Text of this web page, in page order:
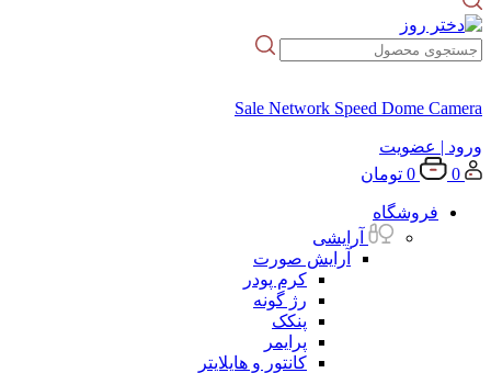
Sale Network Speed Dome Camera
ورود | عضویت
0
0 تومان
فروشگاه
آرایشی
آرایش صورت
کرم پودر
رژ گونه
پنکک
پرایمر
کانتور و هایلایتر